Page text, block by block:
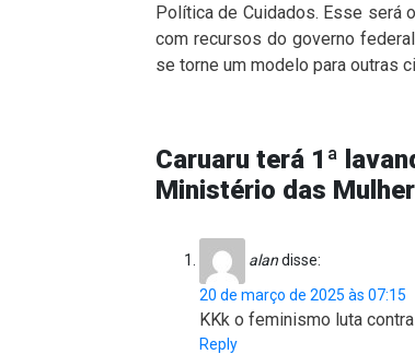
Política de Cuidados. Esse será
com recursos do governo
se torne um modelo para outras
Caruaru terá 1ª
Ministério das
alandisse:
20 de março de 2025 às 07:15
KKk o feminismo luta
Reply